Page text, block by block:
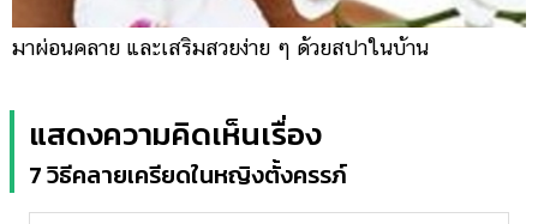
มาผ่อนคลาย และเสริมสวยง่าย ๆ ด้วยสปาในบ้าน
แสดงความคิดเห็นเรื่อง
7 วิธีคลายเครียดในหญิงตั้งครรภ์